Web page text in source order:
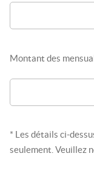
Montant des
* Les détails ci-
seulement. Veuillez